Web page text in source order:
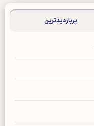
پربازدیدترین